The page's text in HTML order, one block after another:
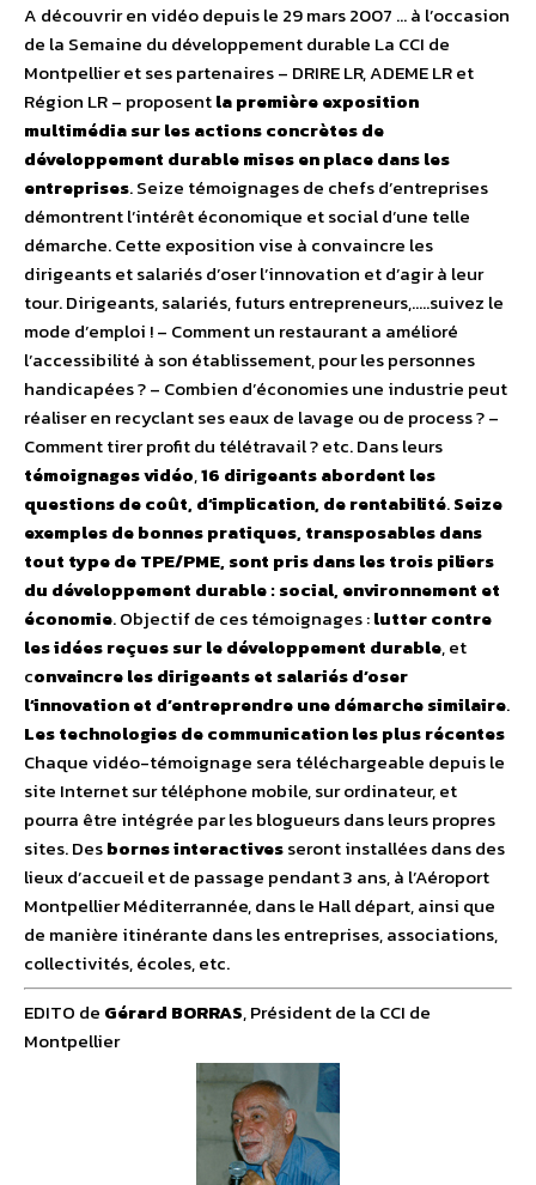
A découvrir en vidéo depuis le 29 mars 2007 … à l’occasion
de la Semaine du développement durable La CCI de
Montpellier et ses partenaires – DRIRE LR, ADEME LR et
Région LR – proposentla première exposition
multimédia sur les actions concrètes de
développement durable mises en place dans les
entreprises. Seize témoignages de chefs d’entreprises
démontrent l’intérêt économique et social d’une telle
démarche. Cette exposition vise à convaincre les
dirigeants et salariés d’oser l’innovation et d’agir à leur
tour. Dirigeants, salariés, futurs entrepreneurs,…..suivez le
mode d’emploi ! – Comment un restaurant a amélioré
l’accessibilité à son établissement, pour les personnes
handicapées ? – Combien d’économies une industrie peut
réaliser en recyclant ses eaux de lavage ou de process ? –
Comment tirer profit du télétravail ? etc. Dans leurs
témoignages vidéo,16 dirigeants abordent les
questions de coût, d’implication, de rentabilité.Seize
exemples de bonnes pratiques, transposables dans
tout type de TPE/PME, sont pris dans les trois piliers
du développement durable : social, environnement et
économie. Objectif de ces témoignages :lutter contre
les idées reçues sur le développement durable, et
convaincre les dirigeants et salariés d’oser
l’innovation et d’entreprendre une démarche similaire.
Les technologies de communication les plus récentes
Chaque vidéo-témoignage sera téléchargeable depuis le
site Internet sur téléphone mobile, sur ordinateur, et
pourra être intégrée par les blogueurs dans leurs propres
sites. Desbornes interactivesseront installées dans des
lieux d’accueil et de passage pendant 3 ans, à l’Aéroport
Montpellier Méditerrannée, dans le Hall départ, ainsi que
de manière itinérante dans les entreprises, associations,
collectivités, écoles, etc.
EDITO de Gérard BORRAS, Président de la CCI de
Montpellier